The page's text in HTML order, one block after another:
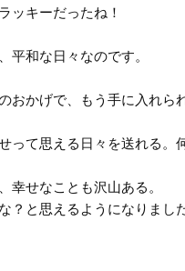
ッキーだったね！
平和な日々なのです。
かげで、もう手に入れら
って思える日々を送れる。
幸せなことも沢山ある。
？と思えるようになりました